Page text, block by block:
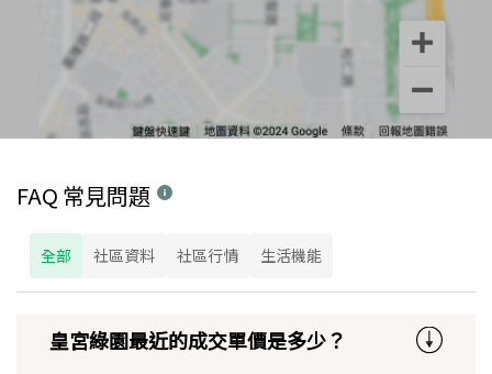
FAQ 常見問題
全部 社區資料 社區行情 生活機能
皇宮綠園最近的成交單價是多少？